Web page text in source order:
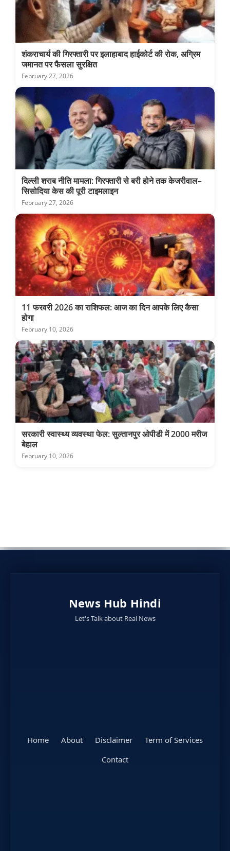
शंकराचार्य की गिरफ्तारी पर इलाहाबाद हाईकोर्ट की रोक, अग्रिम
जमानत पर फैसला सुरक्षित
February 27, 2026
दिल्ली शराब नीति मामला: गिरफ्तारी से बरी होने तक केजरीवाल–
सिसोदिया केस की पूरी टाइमलाइन
February 27, 2026
11 फरवरी 2026 का राशिफल: आज का दिन आपके लिए कैसा
होगा
February 10, 2026
सरकारी स्वास्थ्य व्यवस्था फेल: सुल्तानपुर ओपीडी में 2000 मरीज
बेहाल
February 10, 2026
News Hub Hindi
Let's Talk about Real News
Home About Disclaimer
Term of Services
Contact